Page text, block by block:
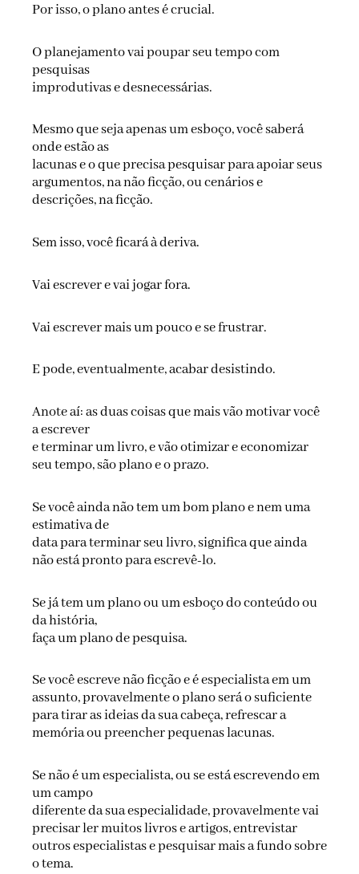
Por isso, o plano antes é crucial.
O planejamento vai poupar seu tempo com
pesquisas
improdutivas e desnecessárias.
Mesmo que seja apenas um esboço, você saberá
onde estão as
lacunas e o que precisa pesquisar para apoiar seus
argumentos, na não ficção, ou cenários e
descrições, na ficção.
Sem isso, você ficará à deriva.
Vai escrever e vai jogar fora.
Vai escrever mais um pouco e se frustrar.
E pode, eventualmente, acabar desistindo.
Anote aí: as duas coisas que mais vão motivar você
a escrever
e terminar um livro, e vão otimizar e economizar
seu tempo, são plano e o prazo.
Se você ainda não tem um bom plano e nem uma
estimativa de
data para terminar seu livro, significa que ainda
não está pronto para escrevê-lo.
Se já tem um plano ou um esboço do conteúdo ou
da história,
faça um plano de pesquisa.
Se você escreve não ficção e é especialista em um
assunto, provavelmente o plano será o suficiente
para tirar as ideias da sua cabeça, refrescar a
memória ou preencher pequenas lacunas.
Se não é um especialista, ou se está escrevendo em
um campo
diferente da sua especialidade, provavelmente vai
precisar ler muitos livros e artigos, entrevistar
outros especialistas e pesquisar mais a fundo sobre
o tema.